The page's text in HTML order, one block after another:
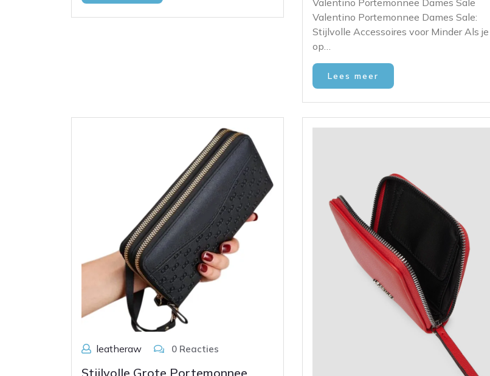
Valentino Portemonnee Dames Sale
Valentino Portemonnee Dames Sale:
Stijlvolle Accessoires voor Minder Als je
op…
Lees meer
leatheraw 0 Reacties
Stijlvolle Grote Portemonnee